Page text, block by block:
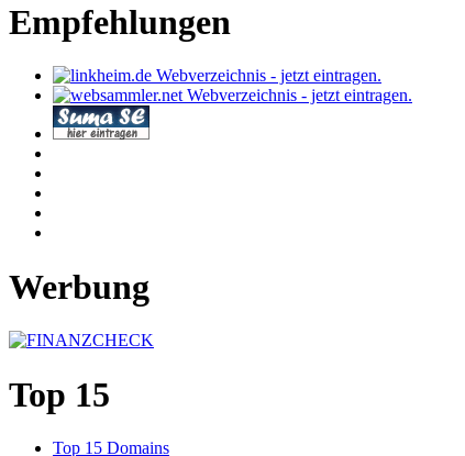
Empfehlungen
Werbung
Top 15
Top 15 Domains